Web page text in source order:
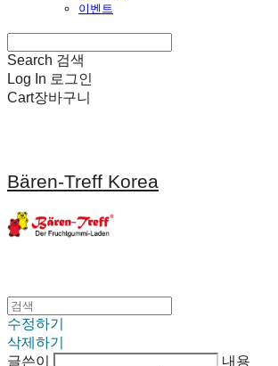
이벤트
Search 검색
Log In 로그인
Cart장바구니
Bären-Treff Korea
수정하기
삭제하기
글쓴이
내용